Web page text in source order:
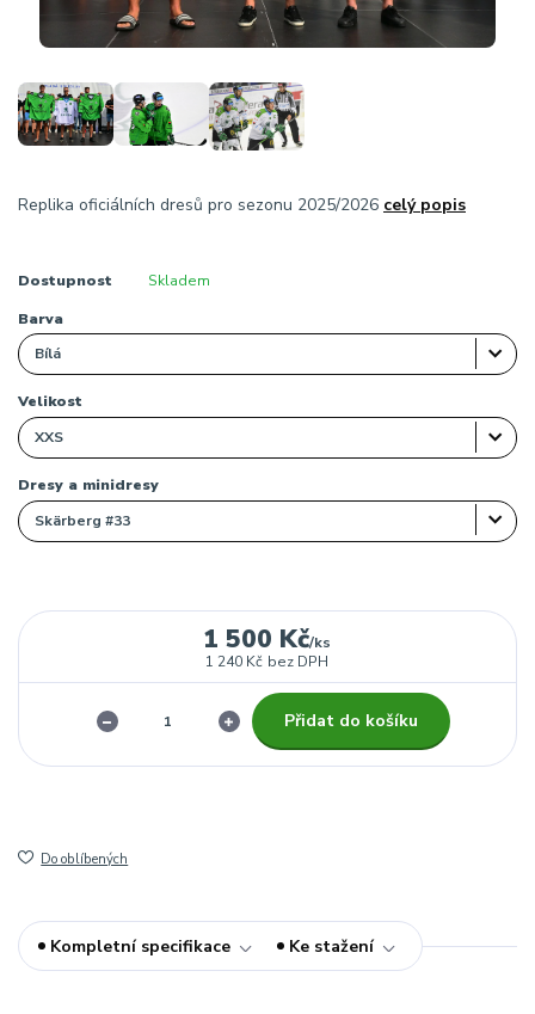
Replika oficiálních dresů pro sezonu 2025/2026 celý popis
Dostupnost Skladem
Barva
Velikost
Dresy a minidresy
1 500 Kč/ks
1 240 Kč bez DPH
Přidat do košíku
Do oblíbených
Kompletní specifikace Ke stažení